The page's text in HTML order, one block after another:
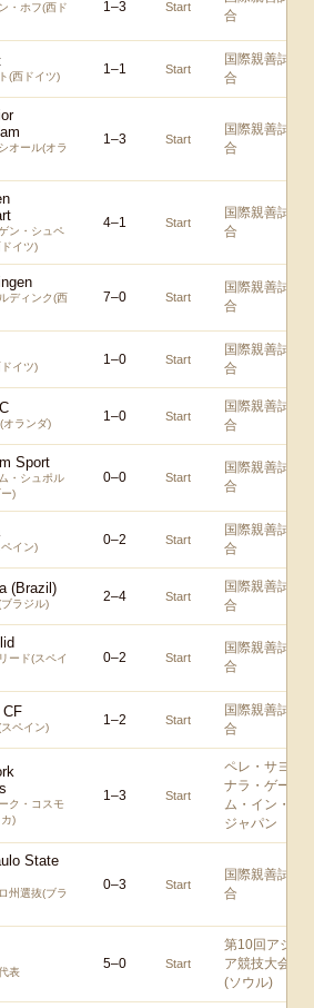
・ホフ(西ド
1–3 Start
合
(西ドイツ) 1–1 Start
国際親善試
合
オール(オラ
1–3 Start
国際親善試
合
ン・シュペ
イツ)
4–1 Start
国際親善試
合
ディンク(西
7–0 Start
国際親善試
合
イツ) 1–0 Start
国際親善試
合
オランダ) 1–0 Start
国際親善試
合
Sport
・シュポル
ー)
0–0 Start
国際親善試
合
イン) 0–2 Start
国際親善試
合
(Brazil)
ラジル) 2–4 Start
国際親善試
合
ード(スペイ
0–2 Start
国際親善試
合
CF
ペイン) 1–2 Start
国際親善試
合
ク・コスモ
)
1–3 Start
ペレ・サヨ
ナラ・ゲー
ム・イン・
ジャパン
State
州選抜(ブラ
0–3 Start
国際親善試
合
表
5–0 Start
第10回アジ
ア競技大会
(ソウル)